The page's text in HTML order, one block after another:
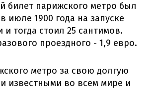
билет парижского метро был
июле 1900 года на запуске
тогда стоил 25 сантимов.
проездного - 1,9 евро.
метро за свою долгую
известными во всем мире и